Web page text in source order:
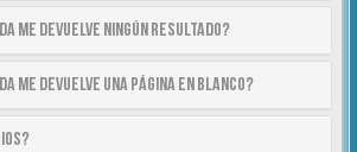
me devuelve ningún resultado?
me devuelve una página en blanco?